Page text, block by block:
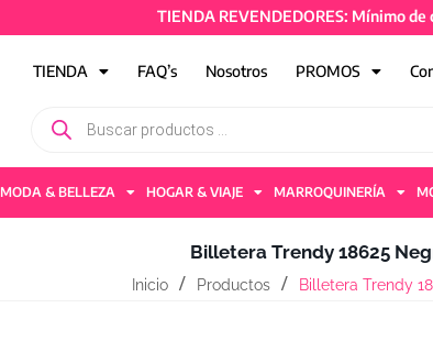
TIENDA REVENDEDORES: Mínimo de
TIENDA FAQ’s Nosotros PROMOS
MODA & BELLEZA HOGAR & VIAJE MARROQUINERÍA
Billetera Trendy 18625
Inicio Productos Billetera Trendy